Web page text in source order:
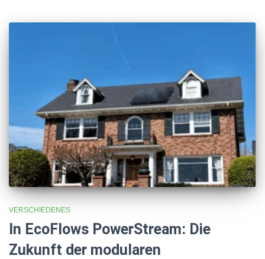
VERSCHIEDENES
In EcoFlows PowerStream: Die
Zukunft der modularen